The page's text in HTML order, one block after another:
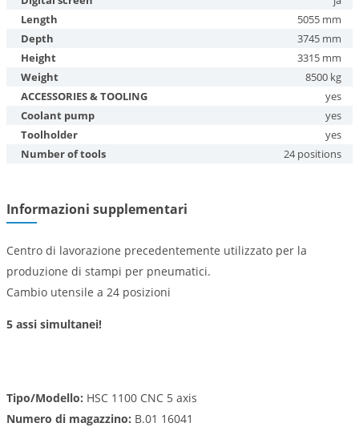
Length
5055 mm
Depth
3745 mm
Height
3315 mm
Weight
8500 kg
ACCESSORIES & TOOLING
yes
Coolant pump
yes
Toolholder
yes
Number of tools
24 positions
Informazioni supplementari
Centro di lavorazione precedentemente utilizzato per la
produzione di stampi per pneumatici.
Cambio utensile a 24 posizioni
5 assi simultanei!
Tipo/Modello: HSC 1100 CNC 5 axis
Numero di magazzino: B.01 16041